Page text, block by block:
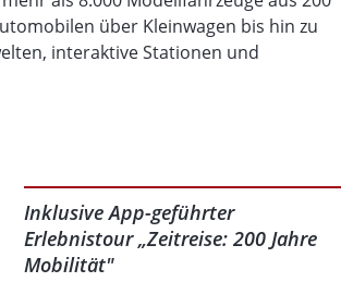
über Kleinwagen bis hin zu
interaktive Stationen und
zum Mitmachen, Entdecken und
„Zeitreise: 200 Jahre
Entdecker den PS.SPEICHER
Inklusive App-geführter
Erlebnistour „Zeitreise: 200 Jahre
Mobilität"